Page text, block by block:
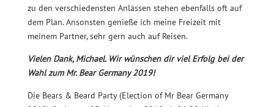
zu den verschiedensten Anlässen stehen ebenfalls oft auf
dem Plan. Ansonsten genieße ich meine Freizeit mit
meinem Partner, sehr gern auch auf Reisen.
Vielen Dank, Michael. Wir wünschen dir viel Erfolg bei der
Wahl zum Mr. Bear Germany 2019!
Die Bears & Beard Party (Election of Mr Bear Germany